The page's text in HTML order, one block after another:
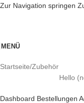
Zur Navigation springen
MENÜ
Startseite/Zubehör
Hello
Dashboard Bestellungen